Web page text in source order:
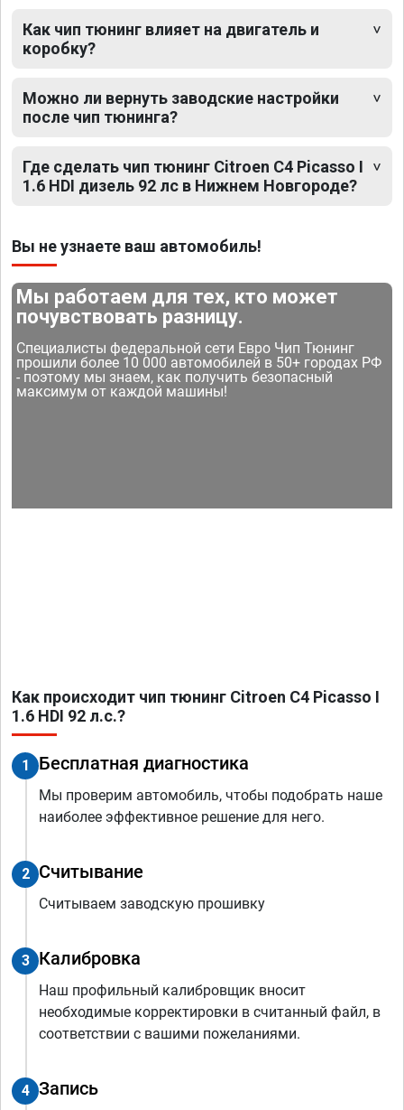
Как чип тюнинг влияет на двигатель и
коробку?
Можно ли вернуть заводские настройки
после чип тюнинга?
Где сделать чип тюнинг Citroen C4 Picasso I
1.6 HDI дизель 92 лс в Нижнем Новгороде?
Вы не узнаете ваш автомобиль!
Мы работаем для тех, кто может
почувствовать разницу.
Специалисты федеральной сети Евро Чип Тюнинг
прошили более 10 000 автомобилей в 50+ городах РФ
- поэтому мы знаем, как получить безопасный
максимум от каждой машины!
Как происходит чип тюнинг Citroen C4 Picasso I
1.6 HDI 92 л.с.?
1 Бесплатная диагностика
Мы проверим автомобиль, чтобы подобрать наше
наиболее эффективное решение для него.
2 Считывание
Считываем заводскую прошивку
3 Калибровка
Наш профильный калибровщик вносит
необходимые корректировки в считанный файл, в
соответствии с вашими пожеланиями.
4 Запись